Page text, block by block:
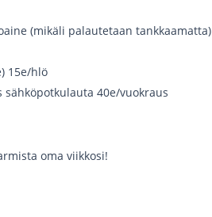
(mikäli palautetaan tankkaamatta)
15e/hlö
40e/vuokraus
oma viikkosi!